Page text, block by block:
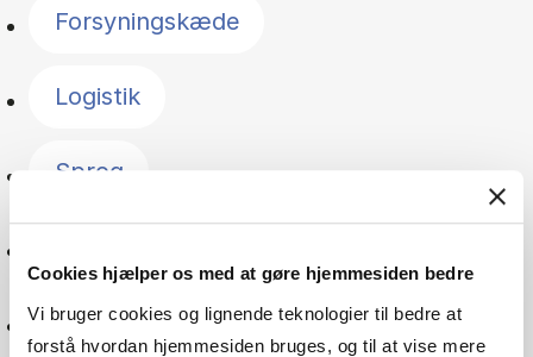
Cookies hjælper os med at gøre hjemmesiden bedre
Vi bruger cookies og lignende teknologier til bedre at
forstå hvordan hjemmesiden bruges, og til at vise mere
Forsyningskæde
Logistik
Sprog
Kultur